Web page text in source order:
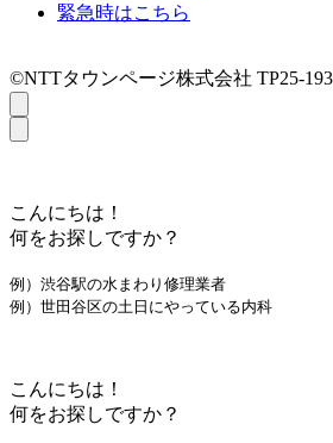
緊急時はこちら
©NTTタウンページ株式会社 TP25-193
こんにちは！
何をお探しですか？
例）渋谷駅の水まわり修理業者
例）世田谷区の土日にやっている内科
こんにちは！
何をお探しですか？